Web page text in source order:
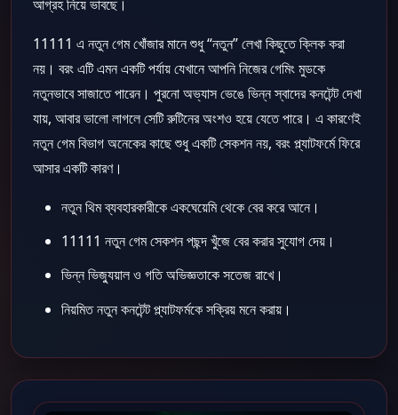
আগ্রহ নিয়ে ভাবছে।
11111 এ নতুন গেম খোঁজার মানে শুধু “নতুন” লেখা কিছুতে ক্লিক করা
নয়। বরং এটি এমন একটি পর্যায় যেখানে আপনি নিজের গেমিং মুডকে
নতুনভাবে সাজাতে পারেন। পুরনো অভ্যাস ভেঙে ভিন্ন স্বাদের কনটেন্ট দেখা
যায়, আবার ভালো লাগলে সেটি রুটিনের অংশও হয়ে যেতে পারে। এ কারণেই
নতুন গেম বিভাগ অনেকের কাছে শুধু একটি সেকশন নয়, বরং প্ল্যাটফর্মে ফিরে
আসার একটি কারণ।
নতুন থিম ব্যবহারকারীকে একঘেয়েমি থেকে বের করে আনে।
11111 নতুন গেম সেকশন পছন্দ খুঁজে বের করার সুযোগ দেয়।
ভিন্ন ভিজ্যুয়াল ও গতি অভিজ্ঞতাকে সতেজ রাখে।
নিয়মিত নতুন কনটেন্ট প্ল্যাটফর্মকে সক্রিয় মনে করায়।